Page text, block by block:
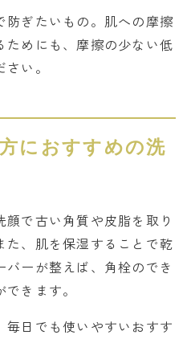
防ぎたいもの。肌への摩擦
ためにも、摩擦の少ない低
い。
におすすめの洗
で古い角質や皮脂を取り
た、肌を保湿することで乾
ーが整えば、角栓のでき
きます。
日でも使いやすいおすす